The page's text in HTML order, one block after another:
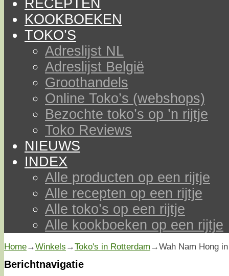
RECEPTEN
KOOKBOEKEN
TOKO’S
Adreslijst NL
Adreslijst België
Groothandels
Online Toko’s (webshops)
Bezochte toko’s op ’n rijtje
Toko Reviews
NIEUWS
INDEX
Alle producten op een rijtje
Alle recepten op een rijtje
Alle toko’s op een rijtje
Alle kookboeken op een rijtje
Home→Winkels →Toko's in Rotterdam →Wah Nam Hong
Berichtnavigatie